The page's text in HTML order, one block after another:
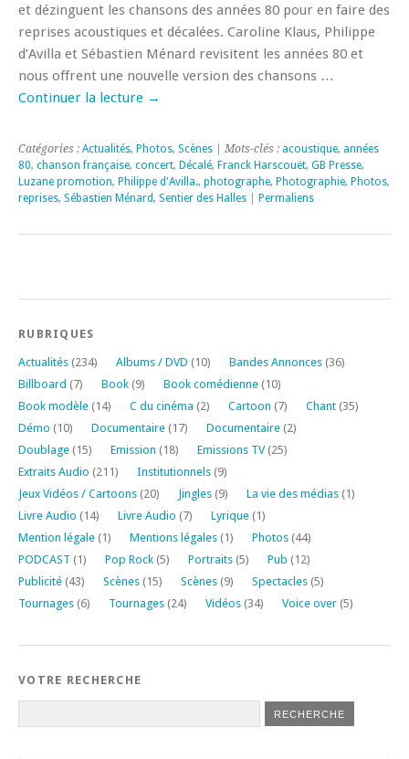
et dézinguent les chansons des années 80 pour en faire des
reprises acoustiques et décalées. Caroline Klaus, Philippe
d’Avilla et Sébastien Ménard revisitent les années 80 et
nous offrent une nouvelle version des chansons …
Continuer la lecture →
Catégories : Actualités, Photos, Scènes | Mots-clés : acoustique, années
80, chanson française, concert, Décalé, Franck Harscouët, GB Presse,
Luzane promotion, Philippe d'Avilla., photographe, Photographie, Photos,
reprises, Sébastien Ménard, Sentier des Halles Permaliens
RUBRIQUES
Actualités (234) Albums / DVD (10) Bandes Annonces (36)
Billboard (7) Book (9) Book comédienne (10)
Book modèle (14) C du cinéma (2) Cartoon (7) Chant (35)
Démo (10) Documentaire (17) Documentaire (2)
Doublage (15) Emission (18) Emissions TV(25)
Extraits Audio (211) Institutionnels (9)
Jeux Vidéos / Cartoons (20) Jingles (9) La vie des médias (1)
Livre Audio (14) Livre Audio (7) Lyrique (1)
Mention légale (1) Mentions légales (1) Photos (44)
PODCAST (1) Pop Rock (5) Portraits (5) Pub (12)
Publicité (43) Scènes (15) Scènes (9) Spectacles (5)
Tournages (6) Tournages (24) Vidéos (34) Voice over (5)
VOTRE RECHERCHE